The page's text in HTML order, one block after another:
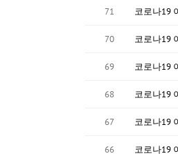
71 코로나19
70 코로나19
69 코로나19
68 코로나19
67 코로나19
66 코로나19